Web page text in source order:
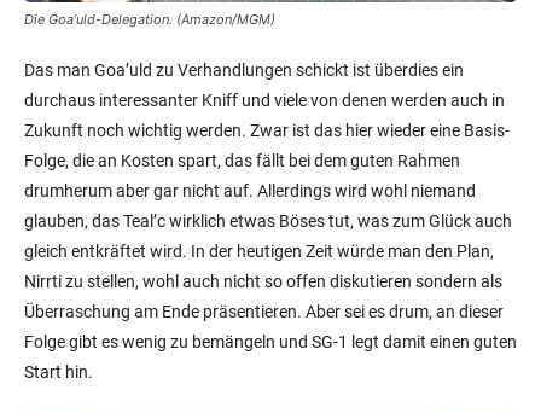
Die Goa’uld-Delegation. (Amazon/MGM)
Das man Goa’uld zu Verhandlungen schickt ist überdies ein
durchaus interessanter Kniff und viele von denen werden auch in
Zukunft noch wichtig werden. Zwar ist das hier wieder eine Basis-
Folge, die an Kosten spart, das fällt bei dem guten Rahmen
drumherum aber gar nicht auf. Allerdings wird wohl niemand
glauben, das Teal’c wirklich etwas Böses tut, was zum Glück auch
gleich entkräftet wird. In der heutigen Zeit würde man den Plan,
Nirrti zu stellen, wohl auch nicht so offen diskutieren sondern als
Überraschung am Ende präsentieren. Aber sei es drum, an dieser
Folge gibt es wenig zu bemängeln und SG-1 legt damit einen guten
Start hin.